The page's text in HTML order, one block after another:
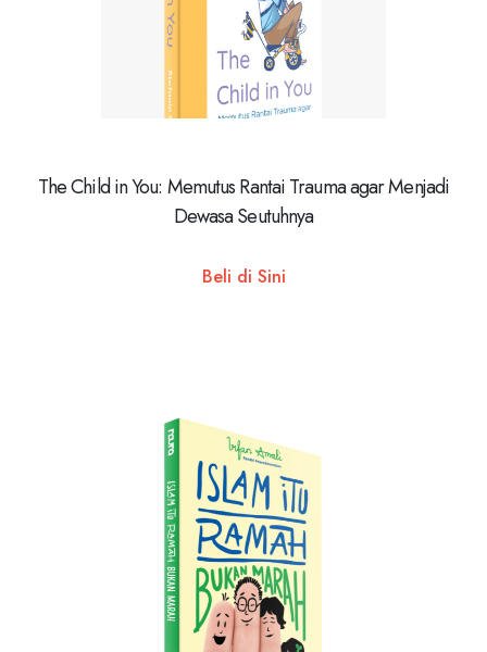
The Child in You: Memutus Rantai Trauma agar Menjadi
Dewasa Seutuhnya
Beli di Sini